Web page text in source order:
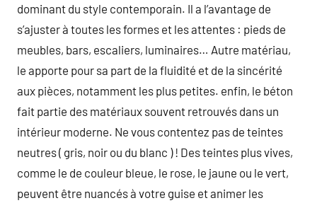
dominant du style contemporain. Il a l’avantage de
s’ajuster à toutes les formes et les attentes : pieds de
meubles, bars, escaliers, luminaires… Autre matériau,
le apporte pour sa part de la fluidité et de la sincérité
aux pièces, notamment les plus petites. enfin, le béton
fait partie des matériaux souvent retrouvés dans un
intérieur moderne. Ne vous contentez pas de teintes
neutres ( gris, noir ou du blanc ) ! Des teintes plus vives,
comme le de couleur bleue, le rose, le jaune ou le vert,
peuvent être nuancés à votre guise et animer les